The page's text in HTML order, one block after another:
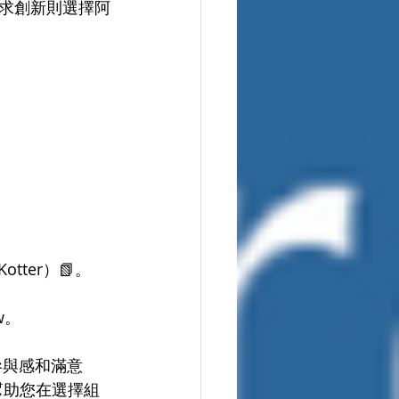
創新則選擇阿
）📗。
感和滿意
您在選擇組